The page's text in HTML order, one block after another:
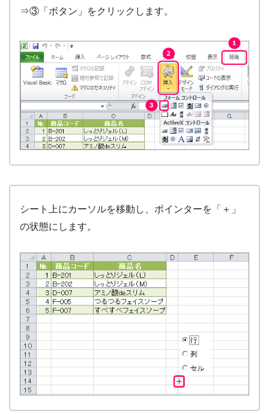
⇒③「ボタン」をクリックします。
シート上にカーソルを移動し、ポインターを「＋」
の状態にします。